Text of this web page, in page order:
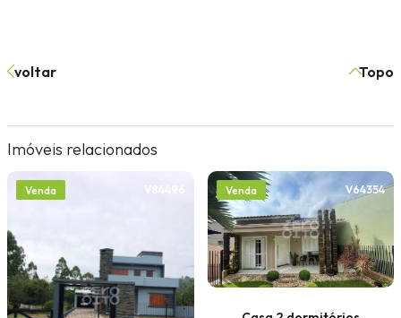
voltar Topo
Imóveis relacionados
Venda Venda V64354